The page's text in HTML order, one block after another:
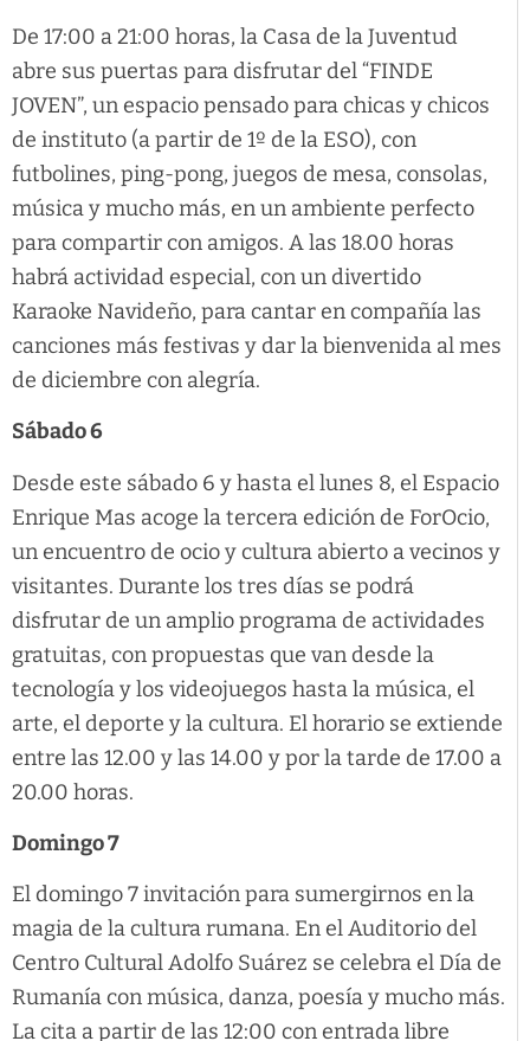
De 17:00 a 21:00 horas, la Casa de la Juventud
abre sus puertas para disfrutar del “FINDE
JOVEN”, un espacio pensado para chicas y chicos
de instituto (a partir de 1º de la ESO), con
futbolines, ping-pong, juegos de mesa, consolas,
música y mucho más, en un ambiente perfecto
para compartir con amigos. A las 18.00 horas
habrá actividad especial, con un divertido
Karaoke Navideño, para cantar en compañía las
canciones más festivas y dar la bienvenida al mes
de diciembre con alegría.
Sábado 6
Desde este sábado 6 y hasta el lunes 8, el Espacio
Enrique Mas acoge la tercera edición de ForOcio,
un encuentro de ocio y cultura abierto a vecinos y
visitantes. Durante los tres días se podrá
disfrutar de un amplio programa de actividades
gratuitas, con propuestas que van desde la
tecnología y los videojuegos hasta la música, el
arte, el deporte y la cultura. El horario se extiende
entre las 12.00 y las 14.00 y por la tarde de 17.00 a
20.00 horas.
Domingo 7
El domingo 7 invitación para sumergirnos en la
magia de la cultura rumana. En el Auditorio del
Centro Cultural Adolfo Suárez se celebra el Día de
Rumanía con música, danza, poesía y mucho más.
La cita a partir de las 12:00 con entrada libre